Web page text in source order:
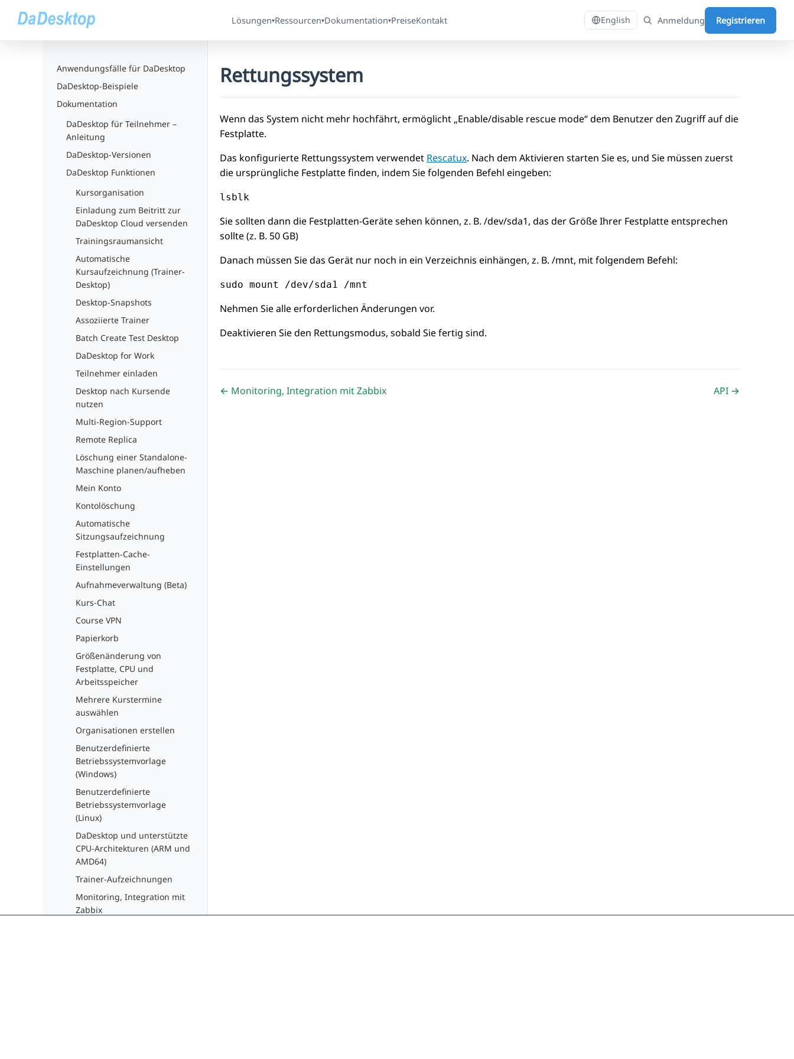
Lösungen▾Ressourcen▾Dokumentation▾PreiseKontakt English Anmeldung Registrieren
Anwendungsfälle für DaDesktop
DaDesktop-Beispiele
Dokumentation
DaDesktop für Teilnehmer –
Anleitung
DaDesktop-Versionen
DaDesktop Funktionen
Kursorganisation
Einladung zum Beitritt zur
DaDesktop Cloud versenden
Trainingsraumansicht
Automatische
Kursaufzeichnung (Trainer-
Desktop)
Desktop-Snapshots
Assoziierte Trainer
Batch Create Test Desktop
DaDesktop for Work
Teilnehmer einladen
Desktop nach Kursende
nutzen
Multi-Region-Support
Remote Replica
Löschung einer Standalone-
Maschine planen/aufheben
Mein Konto
Kontolöschung
Automatische
Sitzungsaufzeichnung
Festplatten-Cache-
Einstellungen
Aufnahmeverwaltung (Beta)
Kurs-Chat
Course VPN
Papierkorb
Größenänderung von
Festplatte, CPU und
Arbeitsspeicher
Mehrere Kurstermine
auswählen
Organisationen erstellen
Benutzerdefinierte
Betriebssystemvorlage
(Windows)
Benutzerdefinierte
Betriebssystemvorlage
(Linux)
DaDesktop und unterstützte
CPU-Architekturen (ARM und
AMD64)
Trainer-Aufzeichnungen
Monitoring, Integration mit
Zabbix
Rettungssystem
Wenn das System nicht mehr hochfährt, ermöglicht „Enable/disable rescue mode“ dem Benutzer den Zugriff auf die
Festplatte.
Das konfigurierte Rettungssystem verwendet Rescatux. Nach dem Aktivieren starten Sie es, und Sie müssen zuerst
die ursprüngliche Festplatte finden, indem Sie folgenden Befehl eingeben:
lsblk
Sie sollten dann die Festplatten-Geräte sehen können, z. B. /dev/sda1, das der Größe Ihrer Festplatte entsprechen
sollte (z. B. 50 GB)
Danach müssen Sie das Gerät nur noch in ein Verzeichnis einhängen, z. B. /mnt, mit folgendem Befehl:
sudo mount /dev/sda1 /mnt
Nehmen Sie alle erforderlichen Änderungen vor.
Deaktivieren Sie den Rettungsmodus, sobald Sie fertig sind.
← Monitoring, Integration mit Zabbix API →